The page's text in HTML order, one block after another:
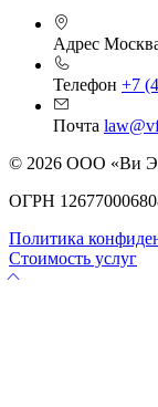
Адрес
Телефон +7
Почта
© 2026 ООО «Ви
ОГРН
Политика
Стоимость услуг